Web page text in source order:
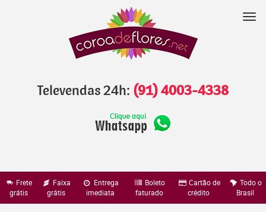
Televendas 24h: (91) 4003-4338
Frete
grátis
Faixa
grátis
Entrega
imediata
Boleto
faturado
Cartão de
crédito
Todo o
Brasil